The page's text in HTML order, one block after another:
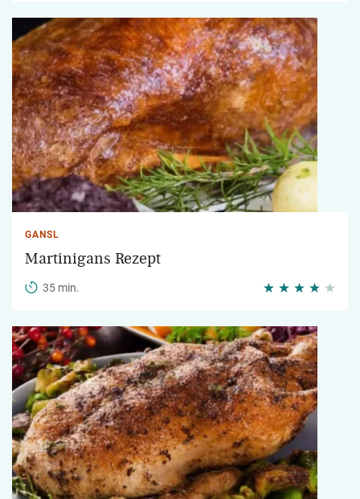
GANSL
Martinigans Rezept
35 min.